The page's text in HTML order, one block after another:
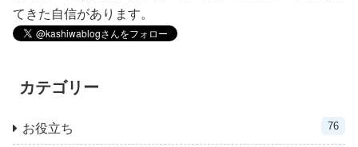
てきた自信があります。
カテゴリー
お役立ち 76